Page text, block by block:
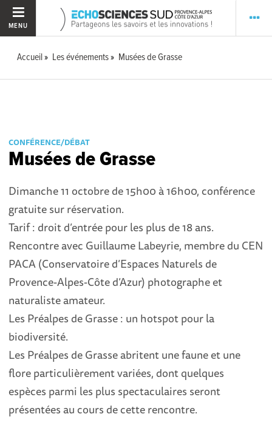
MENU
Accueil Les événements Musées de Grasse
CONFÉRENCE/DÉBAT
Musées de Grasse
Dimanche 11 octobre de 15h00 à 16h00, conférence
gratuite sur réservation.
Tarif : droit d’entrée pour les plus de 18 ans.
Rencontre avec Guillaume Labeyrie, membre du CEN
PACA (Conservatoire d’Espaces Naturels de
Provence-Alpes-Côte d’Azur) photographe et
naturaliste amateur.
Les Préalpes de Grasse : un hotspot pour la
biodiversité.
Les Préalpes de Grasse abritent une faune et une
flore particulièrement variées, dont quelques
espèces parmi les plus spectaculaires seront
présentées au cours de cette rencontre.